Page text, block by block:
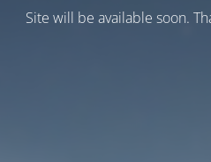
Site will be available soon.